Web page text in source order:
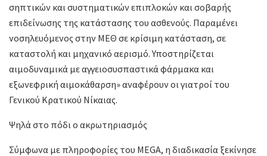
σηπτικών και συστηματικών επιπλοκών και σοβαρής
επιδείνωσης της κατάστασης του ασθενούς. Παραμένει
νοσηλευόμενος στην ΜΕΘ σε κρίσιμη κατάσταση, σε
καταστολή και μηχανικό αερισμό. Υποστηρίζεται
αιμοδυναμικά με αγγειοσυσπαστικά φάρμακα και
εξωνεφρική αιμοκάθαρση» αναφέρουν οι γιατροί του
Γενικού Κρατικού Νίκαιας.
Ψηλά στο πόδι ο ακρωτηριασμός
Σύμφωνα με πληροφορίες του MEGA, η διαδικασία ξεκίνησε